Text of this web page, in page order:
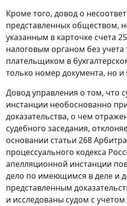
Кроме того, довод о
представленных обществом,
указанным в карточке счета
налоговым органом без учета
плательщиком в
только номер документа, но
Довод управления о том, что
инстанции необоснованно
доказательства, о чем
судебного заседания,
основании статьи 268
процессуального кодекса
апелляционной инстанции
дело по имеющимся в деле и
представленным
и исследованы судом с